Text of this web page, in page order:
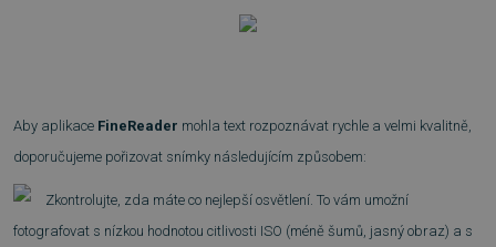
Aby aplikace FineReader mohla text rozpoznávat rychle a velmi kvalitně,
doporučujeme pořizovat snímky následujícím způsobem:
Zkontrolujte, zda máte co nejlepší osvětlení. To vám umožní
fotografovat s nízkou hodnotou citlivosti ISO (méně šumů, jasný obraz) a s